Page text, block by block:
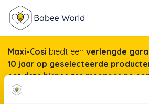
Maxi-Cosi biedt een verlengde
10 jaar op geselecteerde
dat deze binnen zes maanden na
geregistreerd op onze website. Het